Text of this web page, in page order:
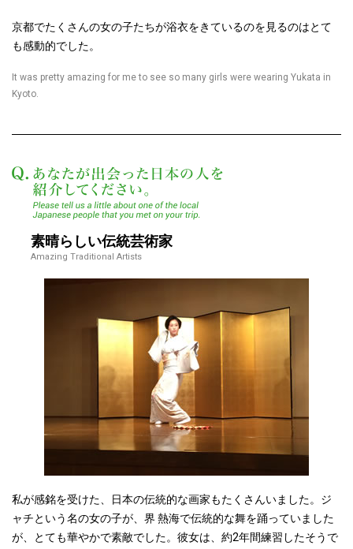
京都でたくさんの女の子たちが浴衣をきているのを見るのはとて
も感動的でした。
It was pretty amazing for me to see so many girls were wearing Yukata in
Kyoto.
素晴らしい伝統芸術家
Amazing Traditional Artists
私が感銘を受けた、日本の伝統的な画家もたくさんいました。ジ
ャチという名の女の子が、界 熱海で伝統的な舞を踊っていました
が、とても華やかで素敵でした。彼女は、約2年間練習したそうで